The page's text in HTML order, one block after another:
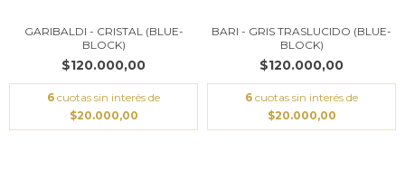
GARIBALDI - CRISTAL (BLUE-
BLOCK)
$120.000,00
6 cuotas sin interés de
$20.000,00
BARI - GRIS TRASLUCIDO (BLUE-
BLOCK)
$120.000,00
6 cuotas sin interés de
$20.000,00